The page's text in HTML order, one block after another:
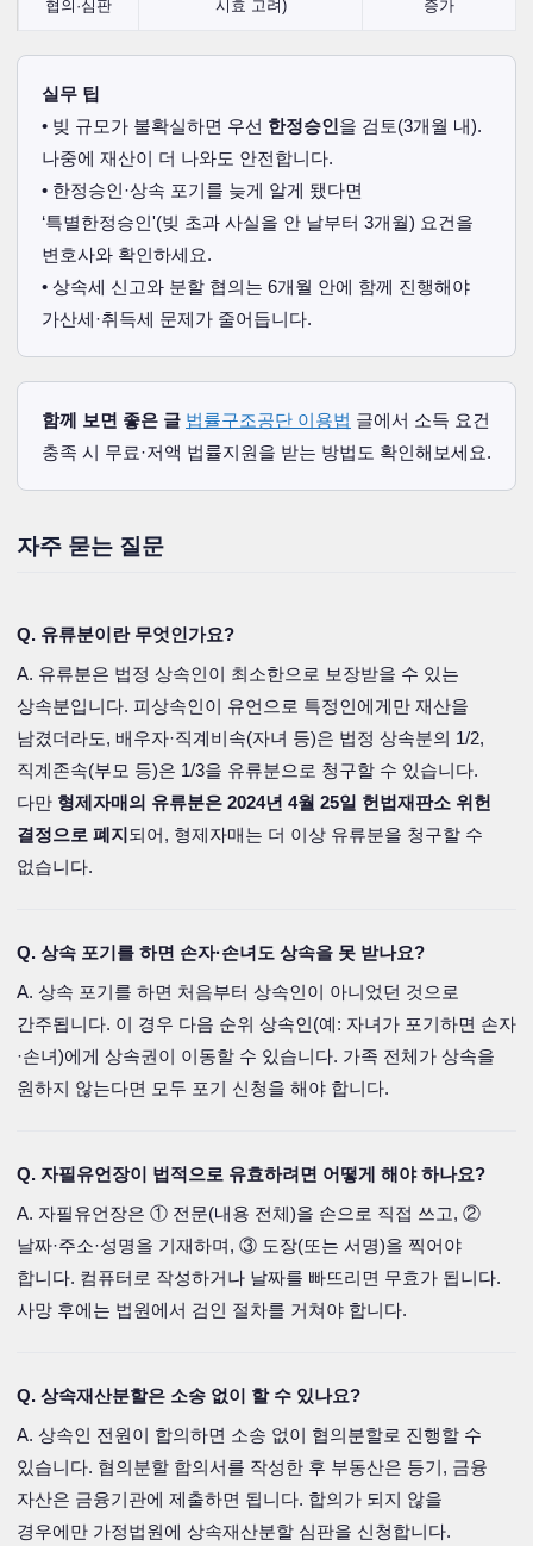
협의·심판 시효 고려) 증가
실무 팁
• 빚 규모가 불확실하면 우선 한정승인을 검토(3개월 내).
나중에 재산이 더 나와도 안전합니다.
• 한정승인·상속 포기를 늦게 알게 됐다면
‘특별한정승인'(빚 초과 사실을 안 날부터 3개월) 요건을
변호사와 확인하세요.
• 상속세 신고와 분할 협의는 6개월 안에 함께 진행해야
가산세·취득세 문제가 줄어듭니다.
함께 보면 좋은 글 법률구조공단 이용법 글에서 소득 요건
충족 시 무료·저액 법률지원을 받는 방법도 확인해보세요.
자주 묻는 질문
Q. 유류분이란 무엇인가요?
A. 유류분은 법정 상속인이 최소한으로 보장받을 수 있는
상속분입니다. 피상속인이 유언으로 특정인에게만 재산을
남겼더라도, 배우자·직계비속(자녀 등)은 법정 상속분의 1/2,
직계존속(부모 등)은 1/3을 유류분으로 청구할 수 있습니다.
다만 형제자매의 유류분은 2024년 4월 25일 헌법재판소 위헌
결정으로 폐지되어, 형제자매는 더 이상 유류분을 청구할 수
없습니다.
Q. 상속 포기를 하면 손자·손녀도 상속을 못 받나요?
A. 상속 포기를 하면 처음부터 상속인이 아니었던 것으로
간주됩니다. 이 경우 다음 순위 상속인(예: 자녀가 포기하면 손자
·손녀)에게 상속권이 이동할 수 있습니다. 가족 전체가 상속을
원하지 않는다면 모두 포기 신청을 해야 합니다.
Q. 자필유언장이 법적으로 유효하려면 어떻게 해야 하나요?
A. 자필유언장은 ① 전문(내용 전체)을 손으로 직접 쓰고, ②
날짜·주소·성명을 기재하며, ③ 도장(또는 서명)을 찍어야
합니다. 컴퓨터로 작성하거나 날짜를 빠뜨리면 무효가 됩니다.
사망 후에는 법원에서 검인 절차를 거쳐야 합니다.
Q. 상속재산분할은 소송 없이 할 수 있나요?
A. 상속인 전원이 합의하면 소송 없이 협의분할로 진행할 수
있습니다. 협의분할 합의서를 작성한 후 부동산은 등기, 금융
자산은 금융기관에 제출하면 됩니다. 합의가 되지 않을
경우에만 가정법원에 상속재산분할 심판을 신청합니다.